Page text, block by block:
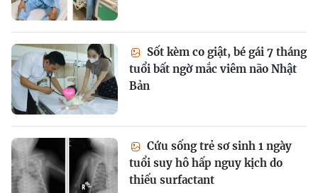
Sốt kèm co giật, bé gái 7 tháng
tuổi bất ngờ mắc viêm não Nhật
Bản
Cứu sống trẻ sơ sinh 1 ngày
tuổi suy hô hấp nguy kịch do
thiếu surfactant